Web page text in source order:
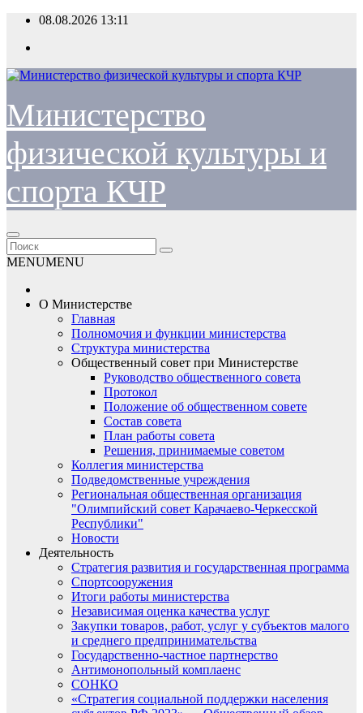
Перейти
содержимому
08.08.2026 13:11
Министерство
физической культуры и
спорта КЧР
MENUMENU
О Министерстве
Главная
Полномочия и функции министерства
Структура министерства
Общественный совет при Министерстве
Руководство общественного совета
Протокол
Положение об общественном совете
Состав совета
План работы совета
Решения, принимаемые советом
Коллегия министерства
Подведомственные учреждения
Региональная общественная организация
"Олимпийский совет Карачаево-Черкесской
Республики"
Новости
Деятельность
Стратегия развития и государственная программа
Спортсооружения
Итоги работы министерства
Независимая оценка качества услуг
Закупки товаров, работ, услуг у субъектов малого
и среднего предпринимательства
Государственно-частное партнерство
Антимонопольный комплаенс
СОНКО
«Стратегия социальной поддержки населения